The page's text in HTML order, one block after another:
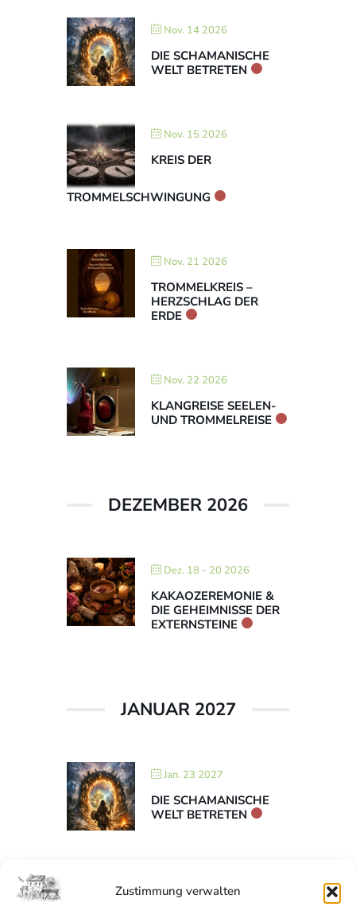
Zustimmung verwalten
Nov. 14 2026
DIE SCHAMANISCHE
WELT BETRETEN
Nov. 15 2026
KREIS DER
TROMMELSCHWINGUNG
Nov. 21 2026
TROMMELKREIS –
HERZSCHLAG DER
ERDE
Nov. 22 2026
KLANGREISE SEELEN-
UND TROMMELREISE
DEZEMBER 2026
Dez. 18 - 20 2026
KAKAOZEREMONIE &
DIE GEHEIMNISSE DER
EXTERNSTEINE
JANUAR 2027
Jan. 23 2027
DIE SCHAMANISCHE
WELT BETRETEN
WEITERE LADEN